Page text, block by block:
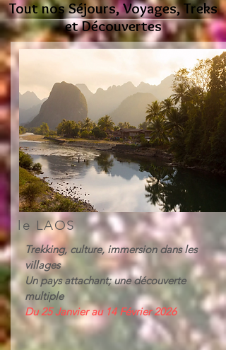
Tout nos Séjours, Voyages, Treks
et Découvertes
le LAOS
Trekking, culture, immersion dans les
villages
Un pays attachant; une découverte
multiple
Du 25 Janvier au 14 Février 2026